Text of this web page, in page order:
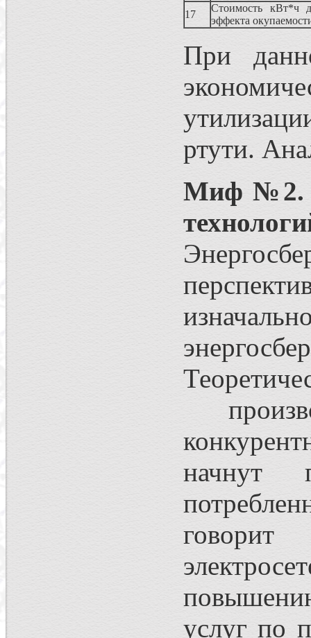
17
Стоимость кВт*ч
эффекта
При
ртути.
Миф №2.
начнут
услуг по